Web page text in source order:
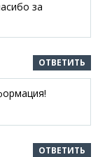
за
ОТВЕТИТЬ
ОТВЕТИТЬ